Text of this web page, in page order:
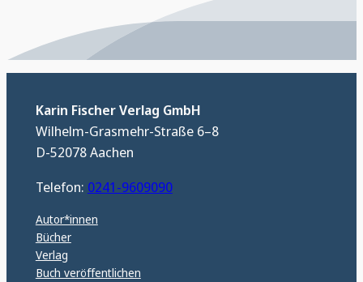
Karin Fischer Verlag GmbH
Wilhelm-Grasmehr-Straße 6–8
D-52078 Aachen
Telefon: 0241-9609090
Autor*innen
Bücher
Verlag
Buch veröffentlichen